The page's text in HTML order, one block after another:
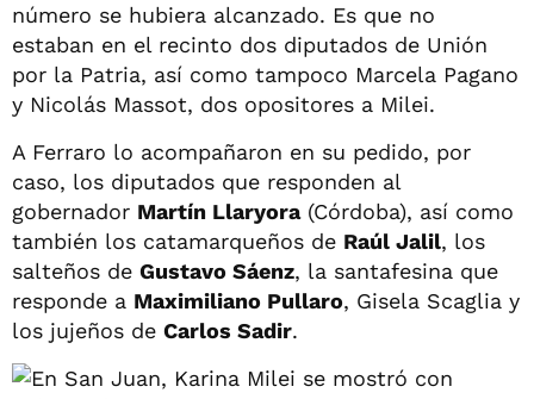
número se hubiera alcanzado. Es que no
estaban en el recinto dos diputados de Unión
por la Patria, así como tampoco Marcela Pagano
y Nicolás Massot, dos opositores a Milei.
A Ferraro lo acompañaron en su pedido, por
caso, los diputados que responden al
gobernador Martín Llaryora(Córdoba), así como
también los catamarqueños de Raúl Jalil, los
salteños de Gustavo Sáenz, la santafesina que
responde a Maximiliano Pullaro, Gisela Scaglia y
los jujeños de Carlos Sadir.